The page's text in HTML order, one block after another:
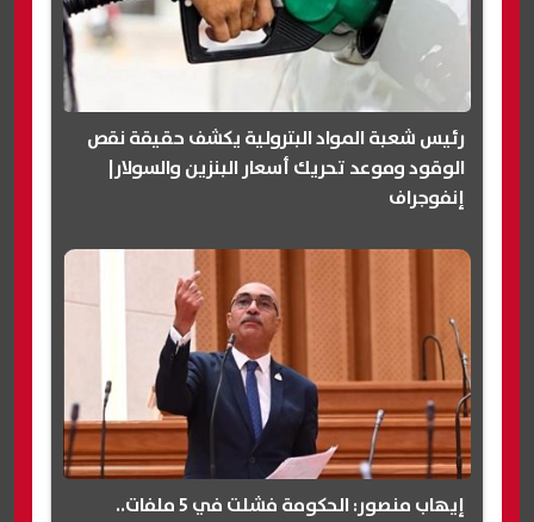
رئيس شعبة المواد البترولية يكشف حقيقة نقص
الوقود وموعد تحريك أسعار البنزين والسولار|
إنفوجراف
إيهاب منصور: الحكومة فشلت في 5 ملفات..